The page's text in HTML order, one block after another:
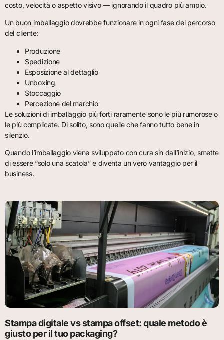
costo, velocità o aspetto visivo — ignorando il quadro più ampio.
Un buon imballaggio dovrebbe funzionare in ogni fase del percorso
del cliente:
Produzione
Spedizione
Esposizione al dettaglio
Unboxing
Stoccaggio
Percezione del marchio
Le soluzioni di imballaggio più forti raramente sono le più rumorose o
le più complicate. Di solito, sono quelle che fanno tutto bene in
silenzio.
Quando l’imballaggio viene sviluppato con cura sin dall’inizio, smette
di essere “solo una scatola” e diventa un vero vantaggio per il
business.
Stampa digitale vs stampa offset: quale metodo è
giusto per il tuo packaging?